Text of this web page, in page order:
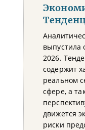
выпустила
2026.
содержит
реальном
сфере, а
движется
риски